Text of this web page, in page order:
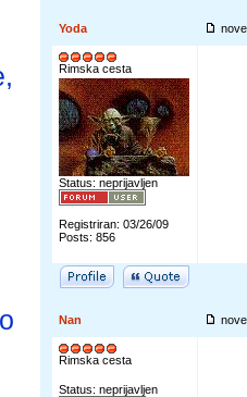
Yoda
Rimska cesta
Status: neprijavljen
Registriran: 03/26/09
Posts: 856
Nan
Rimska cesta
Status: neprijavljen